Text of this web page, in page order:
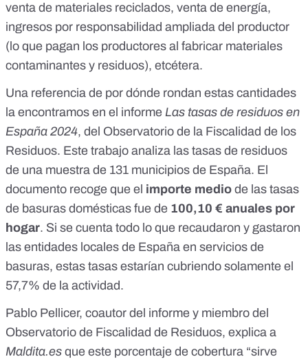
venta de materiales reciclados, venta de energía,
ingresos por responsabilidad ampliada del productor
(lo que pagan los productores al fabricar materiales
contaminantes y residuos), etcétera.
Una referencia de por dónde rondan estas cantidades
la encontramos en el informe Las tasas de residuos en
España 2024, del Observatorio de la Fiscalidad de los
Residuos. Este trabajo analiza las tasas de residuos
de una muestra de 131 municipios de España. El
documento recoge que el importe medio de las tasas
de basuras domésticas fue de 100,10 € anuales por
hogar. Si se cuenta todo lo que recaudaron y gastaron
las entidades locales de España en servicios de
basuras, estas tasas estarían cubriendo solamente el
57,7% de la actividad.
Pablo Pellicer, coautor del informe y miembro del
Observatorio de Fiscalidad de Residuos, explica a
Maldita.es que este porcentaje de cobertura “sirve